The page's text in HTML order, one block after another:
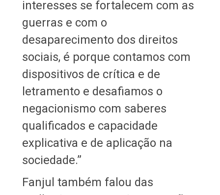
interesses se fortalecem com as
guerras e com o
desaparecimento dos direitos
sociais, é porque contamos com
dispositivos de crítica e de
letramento e desafiamos o
negacionismo com saberes
qualificados e capacidade
explicativa e de aplicação na
sociedade.”
Fanjul também falou das